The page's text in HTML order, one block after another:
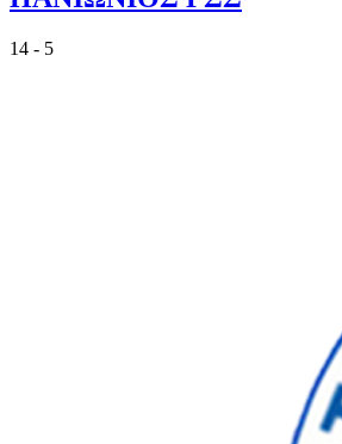
14 - 5